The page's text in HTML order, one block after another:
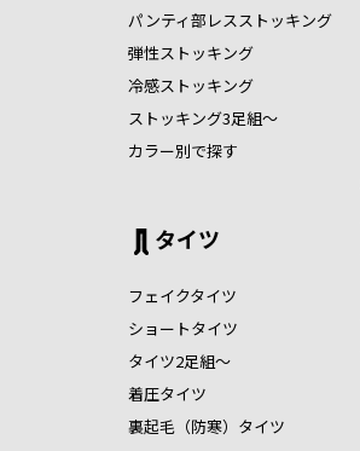
パンティ部レスストッキング
弾性ストッキング
冷感ストッキング
ストッキング3足組～
カラー別で探す
タイツ
フェイクタイツ
ショートタイツ
タイツ2足組～
着圧タイツ
裏起毛（防寒）タイツ